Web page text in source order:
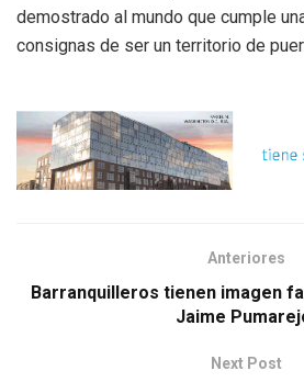
demostrado al mundo que cumple
consignas de ser un territorio de
Anteriores
Barranquilleros tienen imagen
Jaime
Next Post